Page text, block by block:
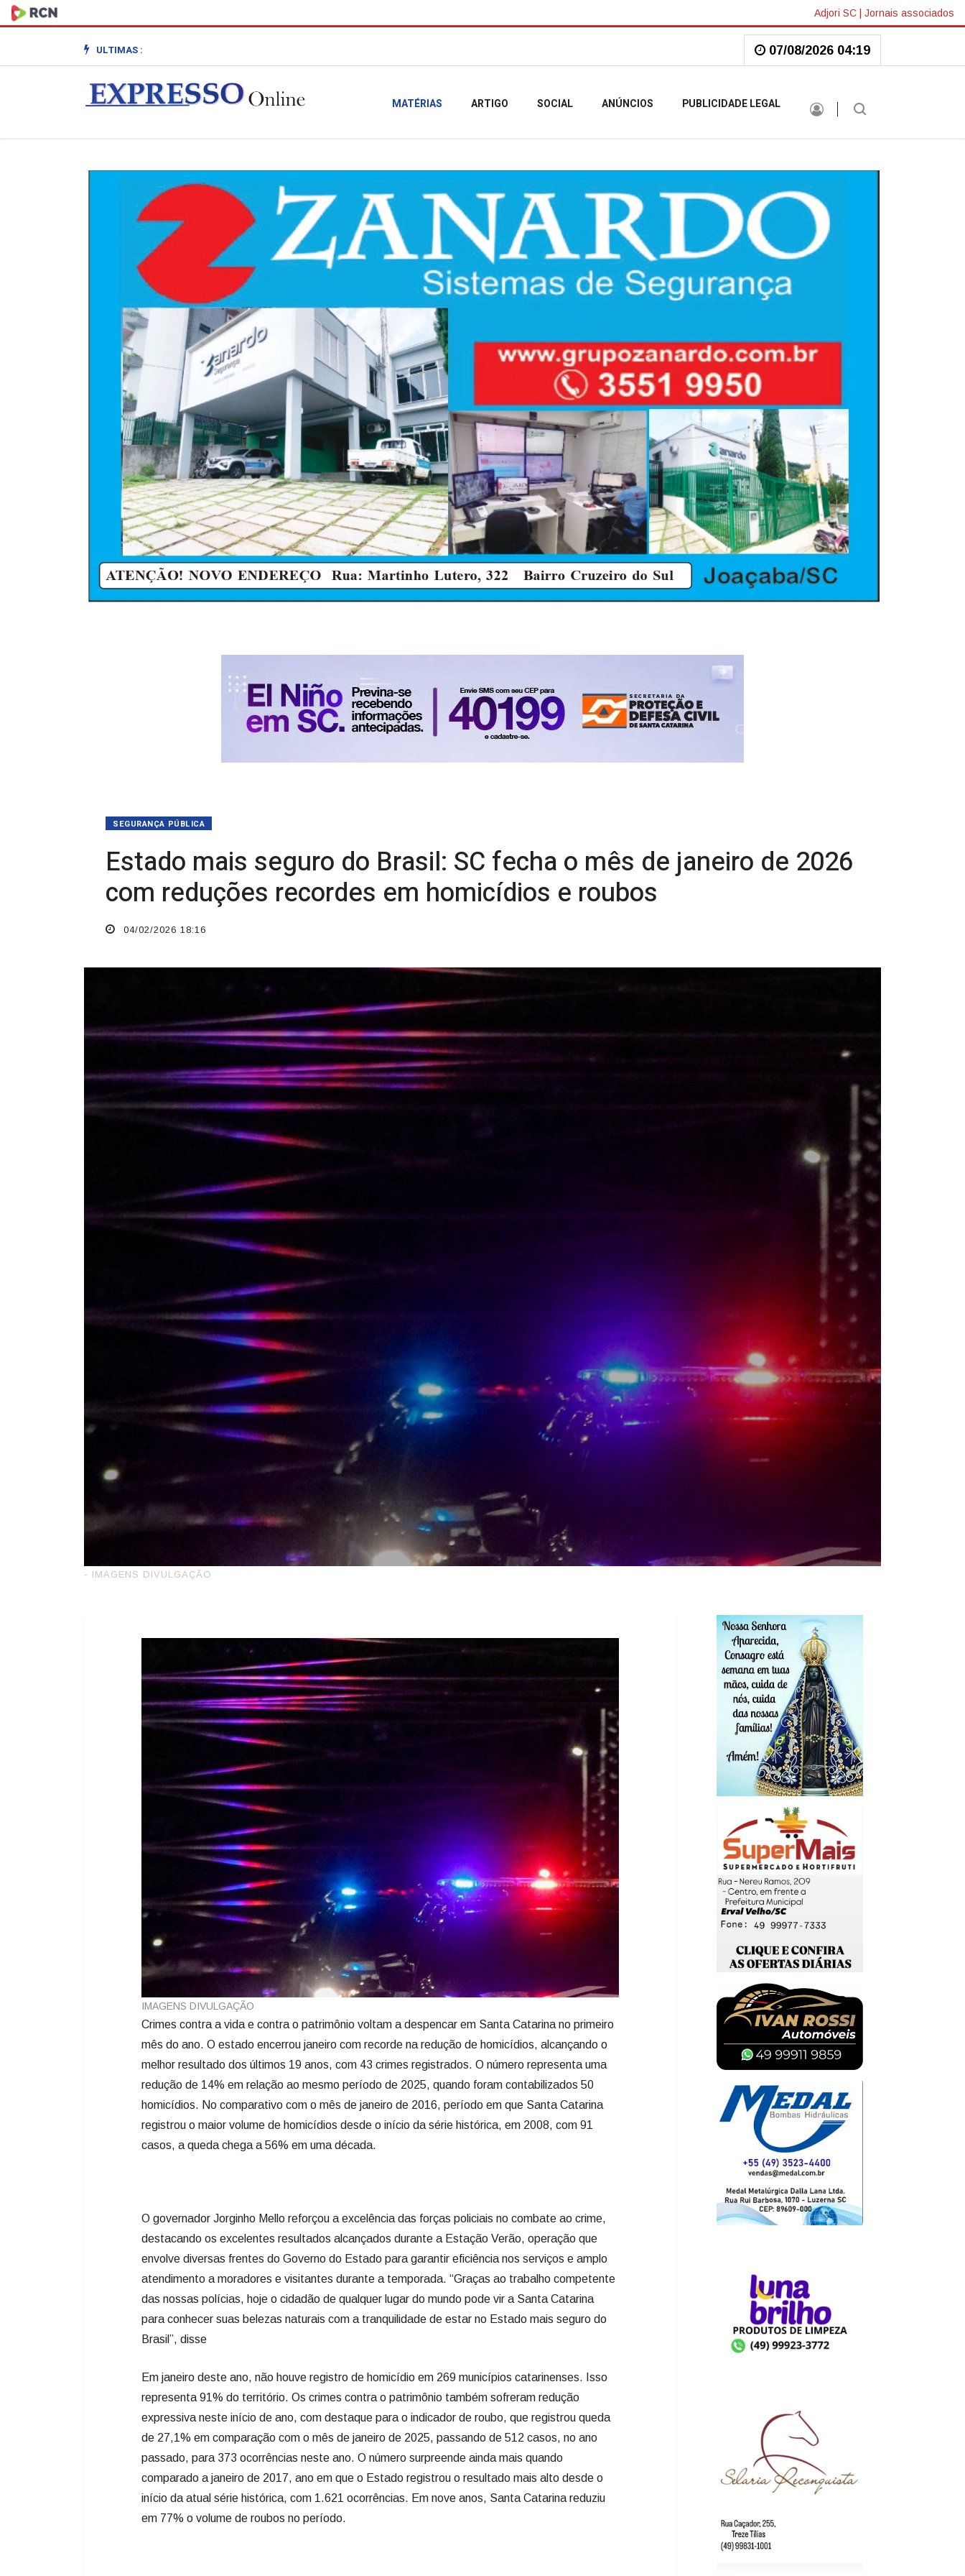
Adjori SC | Jornais associados
ULTIMAS : 07/08/2026 04:19
MATÉRIAS ARTIGO SOCIAL ANÚNCIOS PUBLICIDADE LEGAL
Estado mais seguro do Brasil: SC fecha o mês de janeiro de 2026
04/02/2026 18:16
- IMAGENS DIVULGAÇÃO
IMAGENS DIVULGAÇÃO
Crimes contra a vida e contra o patrimônio voltam a despencar em Santa Catarina no primeiro
mês do ano. O estado encerrou janeiro com recorde na redução de homicídios, alcançando o
melhor resultado dos últimos 19 anos, com 43 crimes registrados. O número representa uma
redução de 14% em relação ao mesmo período de 2025, quando foram contabilizados 50
homicídios. No comparativo com o mês de janeiro de 2016, período em que Santa Catarina
registrou o maior volume de homicídios desde o início da série histórica, em 2008, com 91
casos, a queda chega a 56% em uma década.
O governador Jorginho Mello reforçou a excelência das forças policiais no combate ao crime,
destacando os excelentes resultados alcançados durante a Estação Verão, operação que
envolve diversas frentes do Governo do Estado para garantir eficiência nos serviços e amplo
Brasil”, disse
Em janeiro deste ano, não houve registro de homicídio em 269 municípios catarinenses. Isso
representa 91% do território. Os crimes contra o patrimônio também sofreram redução
expressiva neste início de ano, com destaque para o indicador de roubo, que registrou queda
de 27,1% em comparação com o mês de janeiro de 2025, passando de 512 casos, no ano
passado, para 373 ocorrências neste ano. O número surpreende ainda mais quando
início da atual série histórica, com 1.621 ocorrências. Em nove anos, Santa Catarina reduziu
em 77% o volume de roubos no período.
Os dados foram fornecidos pela Gerência de Estatística e Análise Criminal da Diretoria de
Inteligência Estratégica da Secretaria da Segurança Pública (SSP-SC).